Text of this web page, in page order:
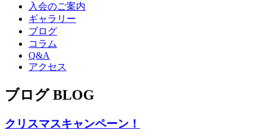
入会のご案内
ギャラリー
ブログ
コラム
Q&A
アクセス
ブログ BLOG
クリスマスキャンペーン！